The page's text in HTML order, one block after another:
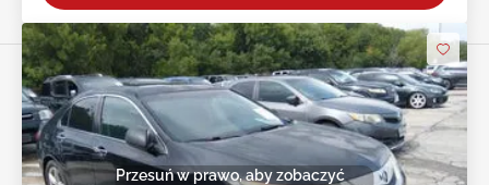
Przesuń w prawo, aby zobaczyć